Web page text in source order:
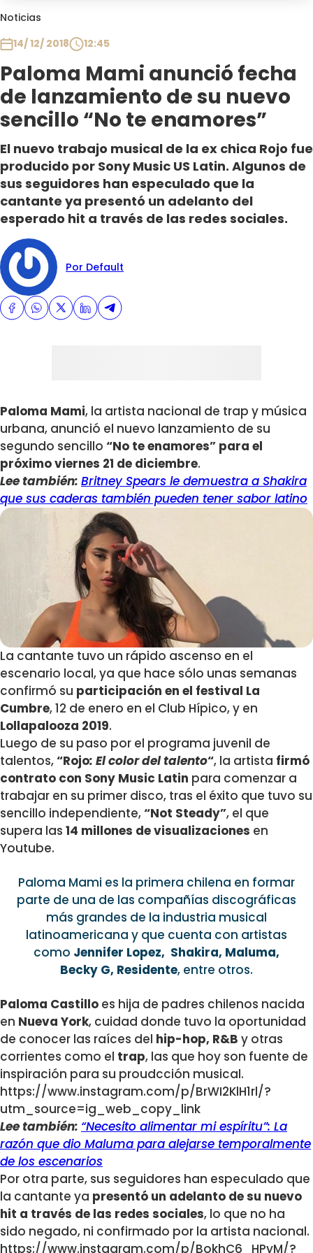
Noticias
14/ 12/ 2018
12:45
Paloma Mami anunció fecha
de lanzamiento de su nuevo
sencillo “No te enamores”
El nuevo trabajo musical de la ex chica Rojo fue
producido por Sony Music US Latin. Algunos de
sus seguidores han especulado que la
cantante ya presentó un adelanto del
esperado hit a través de las redes sociales.
Por Default
Paloma Mami, la artista nacional de trap y música
urbana, anunció el nuevo lanzamiento de su
segundo sencillo “No te enamores” para el
próximo viernes 21 de diciembre.
Lee también: Britney Spears le demuestra a Shakira
que sus caderas también pueden tener sabor latino
La cantante tuvo un rápido ascenso en el
escenario local, ya que hace sólo unas semanas
confirmó su participación en el festival La
Cumbre, 12 de enero en el Club Hípico, y en
Lollapalooza 2019.
Luego de su paso por el programa juvenil de
talentos,“Rojo: El color del talento“, la artista firmó
contrato con Sony Music Latin para comenzar a
trabajar en su primer disco, tras el éxito que tuvo su
sencillo independiente,“Not Steady”, el que
supera las 14 millones de visualizaciones en
Youtube.
Paloma Mami es la primera chilena en formar
parte de una de las compañías discográficas
más grandes de la industria musical
latinoamericana y que cuenta con artistas
como Jennifer Lopez, Shakira, Maluma,
Becky G, Residente, entre otros.
Paloma Castillo es hija de padres chilenos nacida
en Nueva York, cuidad donde tuvo la oportunidad
de conocer las raíces del hip-hop, R&B y otras
corrientes como el trap, las que hoy son fuente de
inspiración para su proudcción musical.
https://www.instagram.com/p/BrWI2KlH1rl/?
utm_source=ig_web_copy_link
Lee también: “Necesito alimentar mi espíritu”: La
razón que dio Maluma para alejarse temporalmente
de los escenarios
Por otra parte, sus seguidores han especulado que
la cantante ya presentó un adelanto de su nuevo
hit a través de las redes sociales, lo que no ha
sido negado, ni confirmado por la artista nacional.
https://www.instagram.com/p/BokhC6_HPyM/?
Plan Perfecto
El Tiempo
Sabingo
Todos Los Programas